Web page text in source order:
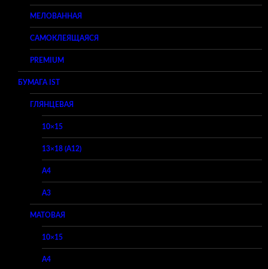
МЕЛОВАННАЯ
САМОКЛЕЯЩАЯСЯ
PREMIUM
БУМАГА IST
ГЛЯНЦЕВАЯ
10×15
13×18 (A12)
A4
A3
МАТОВАЯ
10×15
A4